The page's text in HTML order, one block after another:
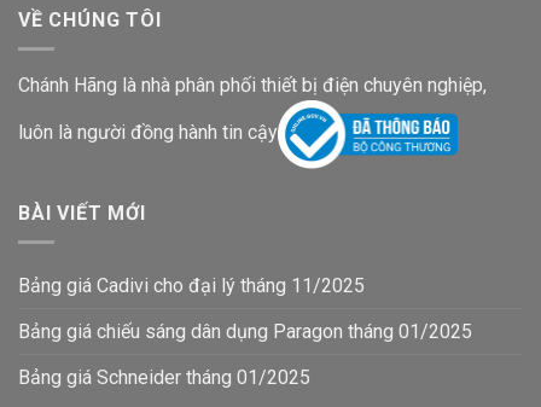
VỀ CHÚNG TÔI
Chánh Hãng là nhà phân phối thiết bị điện chuyên nghiệp,
luôn là người đồng hành tin cậy
BÀI VIẾT MỚI
Bảng giá Cadivi cho đại lý tháng 11/2025
Bảng giá chiếu sáng dân dụng Paragon tháng 01/2025
Bảng giá Schneider tháng 01/2025